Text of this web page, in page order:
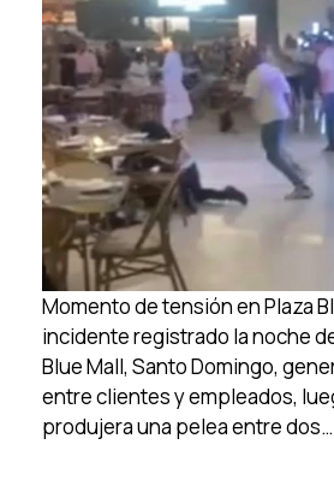
Momento de tensión en Plaza
incidente registrado la noche
Blue Mall, Santo Domingo,
entre clientes y empleados,
produjera una pelea entre dos…